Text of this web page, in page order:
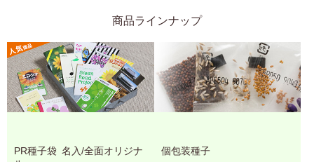
商品ラインナップ
PR種子袋 名入/全面オリジナ
個包装種子